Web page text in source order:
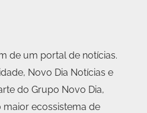
de um portal de notícias.
Novo Dia Notícias e
do Grupo Novo Dia,
ecossistema de